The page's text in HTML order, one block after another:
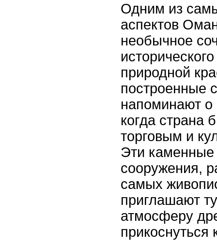
Одним из
аспектов
необычное
природной
построенные
напоминают
когда страна
торговым и
Эти
сооружения,
самых
приглашают
атмосферу
прикоснуться